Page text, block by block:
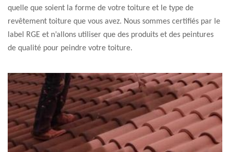
quelle que soient la forme de votre toiture et le type de
revêtement toiture que vous avez. Nous sommes certifiés par le
label RGE et n’allons utiliser que des produits et des peintures
de qualité pour peindre votre toiture.